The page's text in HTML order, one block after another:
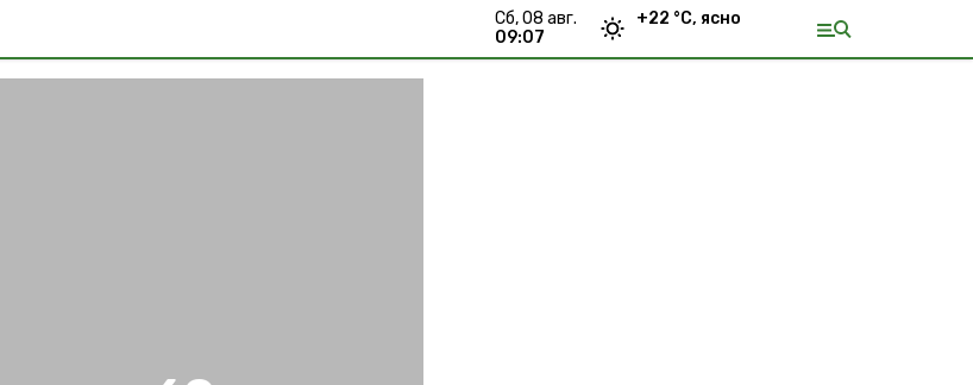
сб, 08 авг.
09:07
+22 °С, ясно